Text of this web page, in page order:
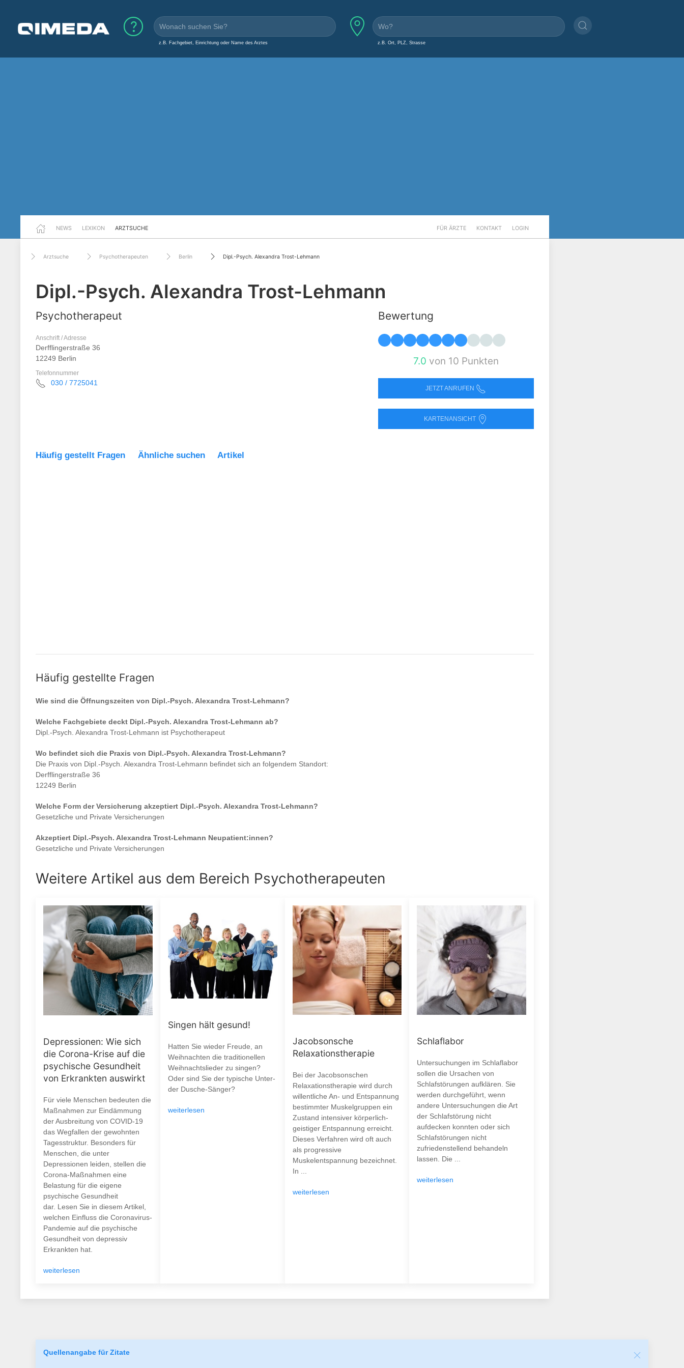
z.B. Fachgebiet, Einrichtung oder Name des Arztes z.B. Ort, PLZ, Strasse
NEWS LEXIKON ARZTSUCHE FÜR ÄRZTE KONTAKT LOGIN
Arztsuche Psychotherapeuten Berlin Dipl.-Psych. Alexandra Trost-Lehmann
Dipl.-Psych. Alexandra Trost-Lehmann
Psychotherapeut
Anschrift / Adresse
Derfflingerstraße 36
12249 Berlin
Telefonnummer
030 / 7725041
Bewertung
7.0 von 10 Punkten
JETZT ANRUFEN
KARTENANSICHT
Häufig gestellt Fragen Ähnliche suchen Artikel
Häufig gestellte Fragen
Wie sind die Öffnungszeiten von Dipl.-Psych. Alexandra Trost-Lehmann?
Welche Fachgebiete deckt Dipl.-Psych. Alexandra Trost-Lehmann ab?
Dipl.-Psych. Alexandra Trost-Lehmann ist Psychotherapeut
Wo befindet sich die Praxis von Dipl.-Psych. Alexandra Trost-Lehmann?
Die Praxis von Dipl.-Psych. Alexandra Trost-Lehmann befindet sich an folgendem Standort:
Derfflingerstraße 36
12249 Berlin
Welche Form der Versicherung akzeptiert Dipl.-Psych. Alexandra Trost-Lehmann?
Gesetzliche und Private Versicherungen
Akzeptiert Dipl.-Psych. Alexandra Trost-Lehmann Neupatient:innen?
Gesetzliche und Private Versicherungen
Weitere Artikel aus dem Bereich Psychotherapeuten
Depressionen: Wie sich
die Corona-Krise auf die
psychische Gesundheit
von Erkrankten auswirkt
Für viele Menschen bedeuten die
Maßnahmen zur Eindämmung
der Ausbreitung von COVID-19
das Wegfallen der gewohnten
Tagesstruktur. Besonders für
Menschen, die unter
Depressionen leiden, stellen die
Corona-Maßnahmen eine
Belastung für die eigene
psychische Gesundheit
dar. Lesen Sie in diesem Artikel,
welchen Einfluss die Coronavirus-
Pandemie auf die psychische
Gesundheit von depressiv
Erkrankten hat.
weiterlesen
Singen hält gesund!
Hatten Sie wieder Freude, an
Weihnachten die traditionellen
Weihnachtslieder zu singen?
Oder sind Sie der typische Unter-
der Dusche-Sänger?
weiterlesen
Jacobsonsche
Relaxationstherapie
Bei der Jacobsonschen
Relaxationstherapie wird durch
willentliche An- und Entspannung
bestimmter Muskelgruppen ein
Zustand intensiver körperlich-
geistiger Entspannung erreicht.
Dieses Verfahren wird oft auch
als progressive
Muskelentspannung bezeichnet.
In ...
weiterlesen
Schlaflabor
Untersuchungen im Schlaflabor
sollen die Ursachen von
Schlafstörungen aufklären. Sie
werden durchgeführt, wenn
andere Untersuchungen die Art
der Schlafstörung nicht
aufdecken konnten oder sich
Schlafstörungen nicht
zufriedenstellend behandeln
lassen. Die ...
weiterlesen
Quellenangabe für Zitate